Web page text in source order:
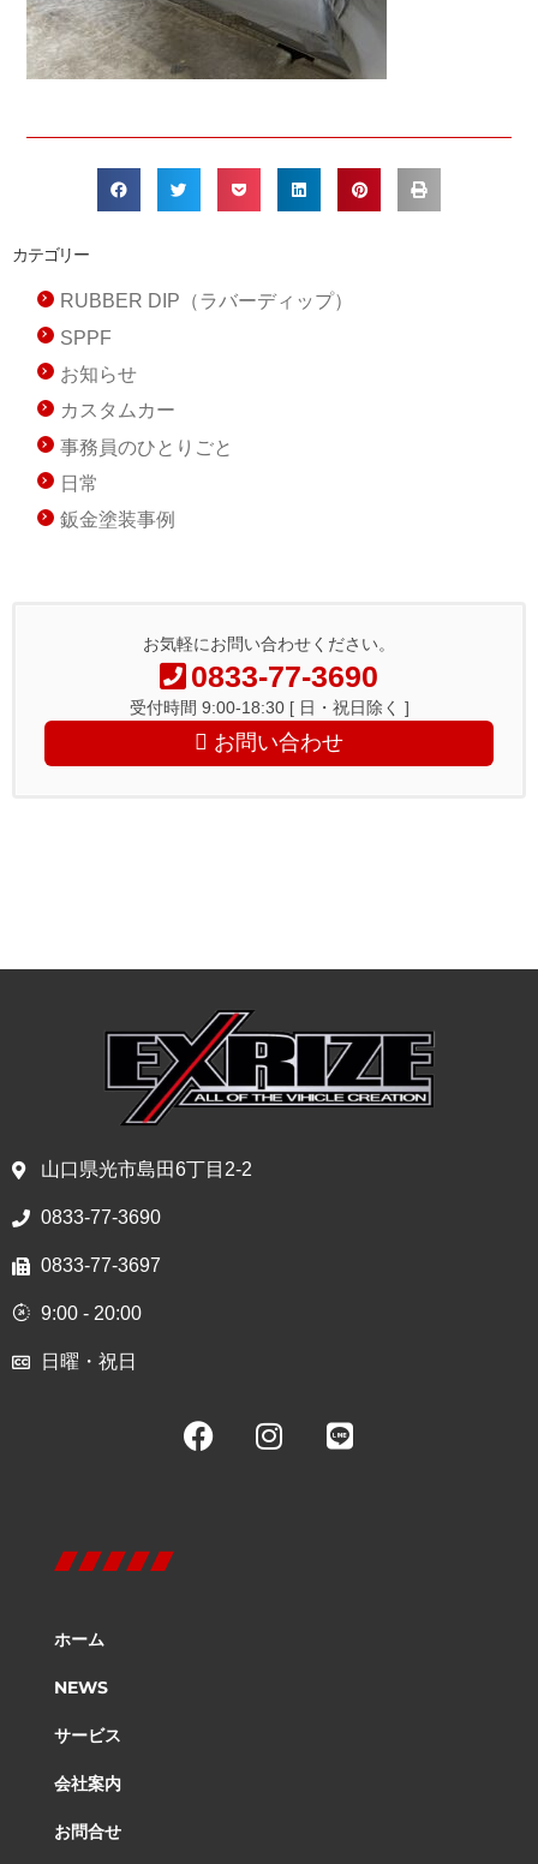
カテゴリー
RUBBER DIP（ラバーディップ）
SPPF
お知らせ
カスタムカー
事務員のひとりごと
日常
鈑金塗装事例
お気軽にお問い合わせください。
0833-77-3690
受付時間 9:00-18:30 [ 日・祝日除く ]
お問い合わせ
山口県光市島田6丁目2-2
0833-77-3690
0833-77-3697
9:00 - 20:00
日曜・祝日
ホーム
NEWS
サービス
会社案内
お問合せ